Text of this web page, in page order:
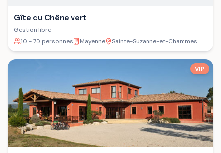
Gîte du Chêne vert
Gestion libre
10 - 70 personnes
Mayenne Sainte-Suzanne-et-Chammes
VIP